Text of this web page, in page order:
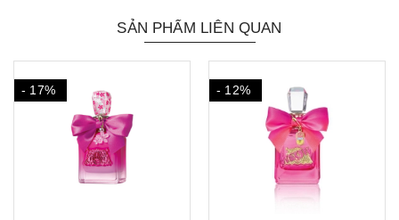
SẢN PHẨM LIÊN QUAN
- 17% - 12%